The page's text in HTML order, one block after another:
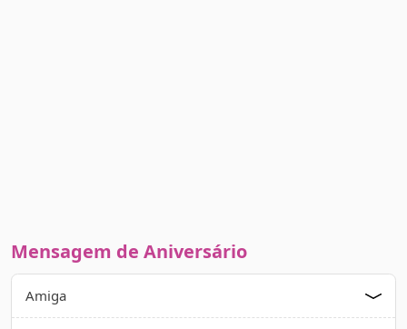
Mensagem de Aniversário
Amiga